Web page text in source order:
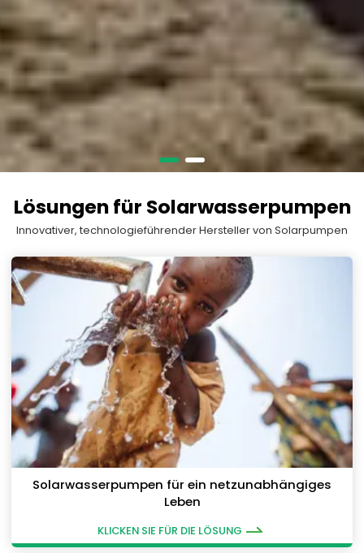
Lösungen für Solarwasserpumpen
Innovativer, technologieführender Hersteller von Solarpumpen
Solarwasserpumpen für ein netzunabhängiges
Leben
KLICKEN SIE FÜR DIE LÖSUNG